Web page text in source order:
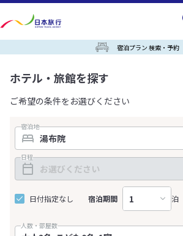
宿泊プラン 検索・予約
ホテル・旅館を探す
ご希望の条件をお選びください
宿泊地
日程
日付指定なし 宿泊期間 泊
人数・部屋数